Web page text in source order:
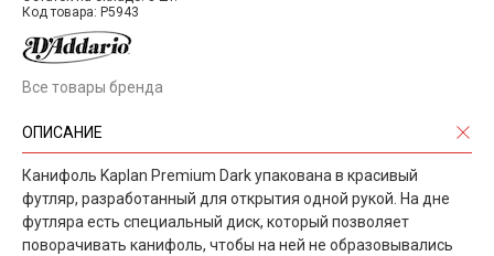
Код товара: P5943
Все товары бренда
ОПИСАНИЕ
Канифоль Kaplan Premium Dark упакована в красивый
футляр, разработанный для открытия одной рукой. На дне
футляра есть специальный диск, который позволяет
поворачивать канифоль, чтобы на ней не образовывались